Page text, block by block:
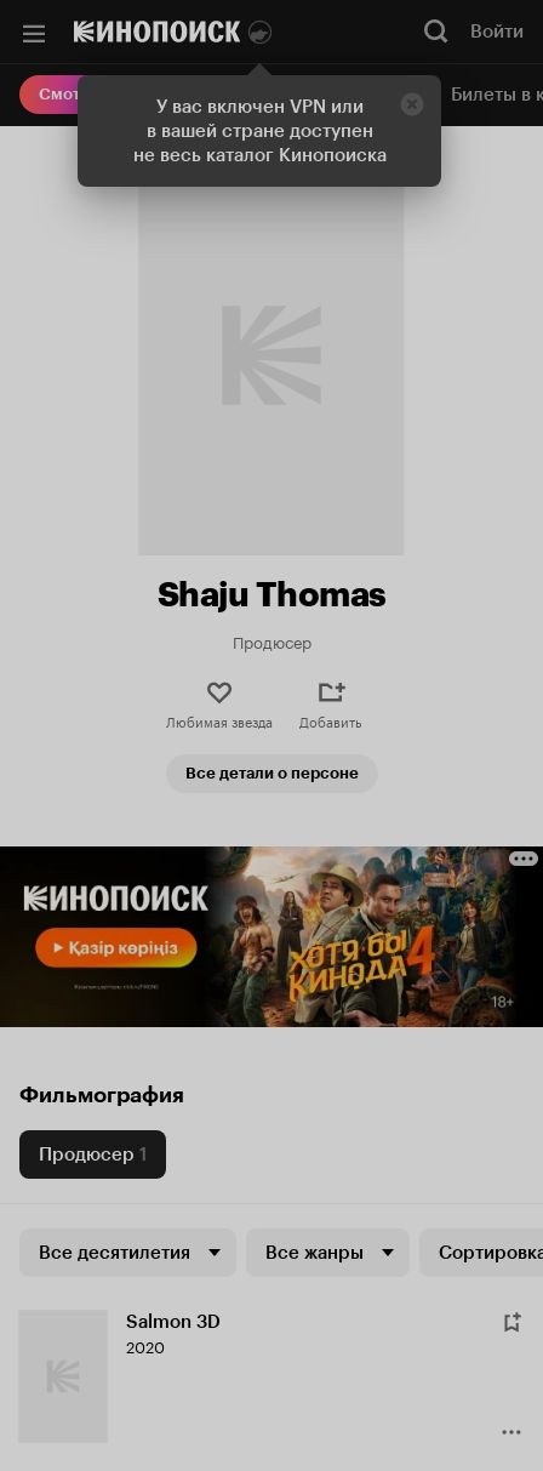
У вас включен VPN или
в вашей стране доступен
не весь каталог Кинопоиска
Войти
Смотреть кино Онлайн-кинотеатр Билеты в
Shaju Thomas
Продюсер
Любимая звезда Добавить
Все детали о персоне
Фильмография
Продюсер 1
Все десятилетия Все жанры
Salmon 3D
2020